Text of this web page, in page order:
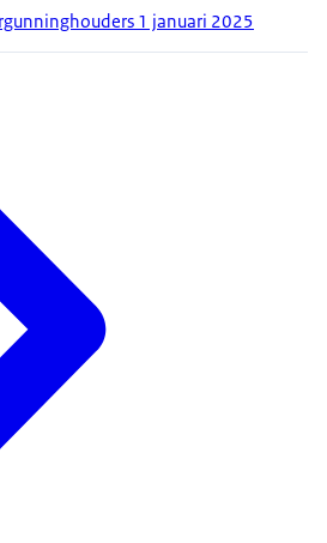
1 januari 2025